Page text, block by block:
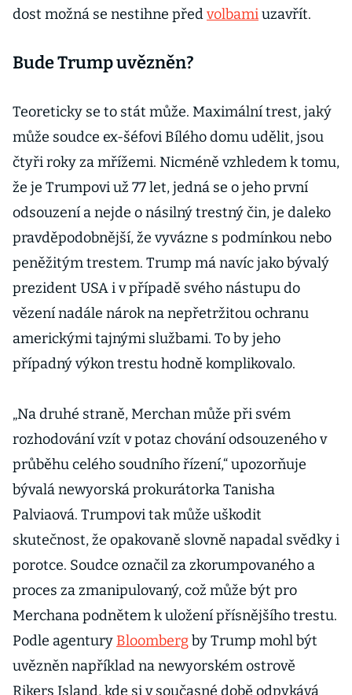
dost možná se nestihne předvolbamiuzavřít.
Bude Trump uvězněn?
Teoreticky se to stát může. Maximální trest, jaký
může soudce ex-šéfovi Bílého domu udělit, jsou
čtyři roky za mřížemi. Nicméně vzhledem k tomu,
že je Trumpovi už 77 let, jedná se o jeho první
odsouzení a nejde o násilný trestný čin, je daleko
pravděpodobnější, že vyvázne s podmínkou nebo
peněžitým trestem. Trump má navíc jako bývalý
prezident USA i v případě svého nástupu do
vězení nadále nárok na nepřetržitou ochranu
americkými tajnými službami. To by jeho
případný výkon trestu hodně komplikovalo.
„Na druhé straně, Merchan může při svém
rozhodování vzít v potaz chování odsouzeného v
průběhu celého soudního řízení,“ upozorňuje
bývalá newyorská prokurátorka Tanisha
Palviaová. Trumpovi tak může uškodit
skutečnost, že opakovaně slovně napadal svědky i
porotce. Soudce označil za zkorumpovaného a
proces za zmanipulovaný, což může být pro
Merchana podnětem k uložení přísnějšího trestu.
Podle agentury Bloombergby Trump mohl být
uvězněn například na newyorském ostrově
Rikers Island, kde si v současné době odpykává